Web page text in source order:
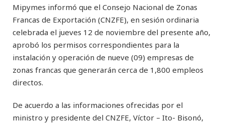
Mipymes informó que el Consejo Nacional de Zonas
Francas de Exportación (CNZFE), en sesión ordinaria
celebrada el jueves 12 de noviembre del presente año,
aprobó los permisos correspondientes para la
instalación y operación de nueve (09) empresas de
zonas francas que generarán cerca de 1,800 empleos
directos.
De acuerdo a las informaciones ofrecidas por el
ministro y presidente del CNZFE, Víctor – Ito- Bisonó,